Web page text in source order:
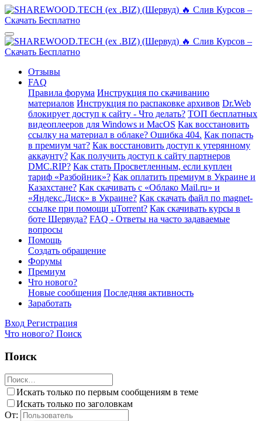
Отзывы
FAQ
Правила форума Инструкция по скачиванию
материалов Инструкция по распаковке архивов Dr.Web
блокирует доступ к сайту - Что делать? ТОП бесплатных
видеоплееров для Windows и MacOS Как восстановить
ссылку на материал в облаке? Ошибка 404. Как попасть
в премиум чат? Как восстановить доступ к утерянному
аккаунту? Как получить доступ к сайту партнеров
DMC.RIP? Как стать Просветленным, если куплен
тариф «Разбойник»? Как оплатить премиум в Украине и
Казахстане? Как скачивать с «Облако Mail.ru» и
«Яндекс.Диск» в Украине? Как скачать файл по magnet-
ссылке при помощи µTorrent? Как скачивать курсы в
боте Шервуда? FAQ - Ответы на часто задаваемые
вопросы
Помощь
Создать обращение
Форумы
Премиум
Что нового?
Новые сообщения Последняя активность
Заработать
Вход Регистрация
Что нового? Поиск
Поиск
Искать только по первым сообщениям в теме
Искать только по заголовкам
От: